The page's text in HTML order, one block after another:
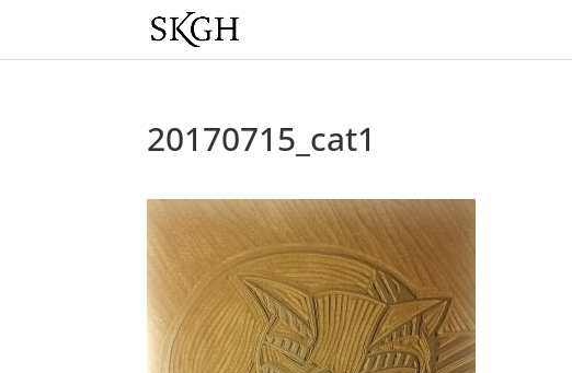
20170715_cat1